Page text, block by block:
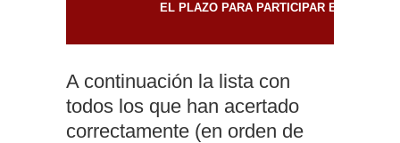
EL PLAZO PARA PARTICIPAR EN EL
A continuación la lista con
todos los que han acertado
correctamente (en orden de